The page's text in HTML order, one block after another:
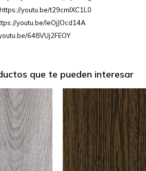
https://youtu.be/t29cmlXC1L0
youtu.be/IeOjJOcd14A
648VUj2FEOY
que te pueden interesar